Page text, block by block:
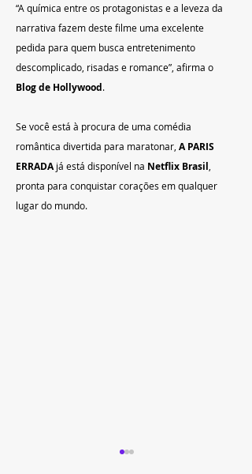
“A química entre os protagonistas e a leveza da
narrativa fazem deste filme uma excelente
pedida para quem busca entretenimento
descomplicado, risadas e romance”, afirma o
Blog de Hollywood.
Se você está à procura de uma comédia
romântica divertida para maratonar, A PARIS
ERRADA já está disponível na Netflix Brasil
pronta para conquistar corações em qualquer
lugar do mundo.